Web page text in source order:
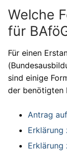
Welche
für
Für einen
sind einige
der benötigten
Antrag
Erklärung
Erklärung